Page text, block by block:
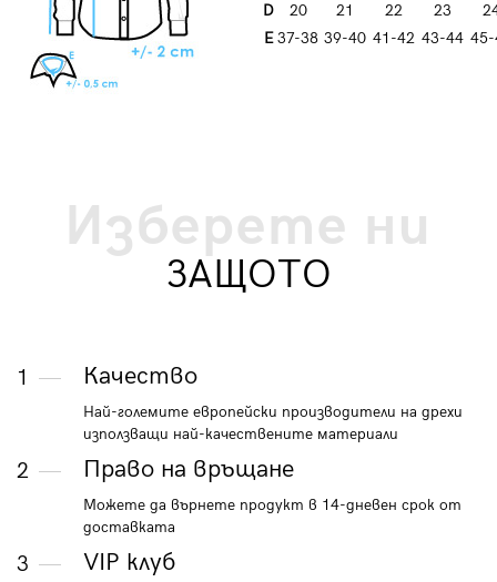
D
20 21 22 23
E 37-38 39-40 41-42 43-44 45-
Изберете ни
ЗАЩОТО
1 Качество
Най-големите европейски производители на дрехи
използващи най-качествените материали
2 Право на връщане
Можете да върнете продукт в 14-дневен срок от
доставката
3 VIP клуб